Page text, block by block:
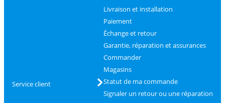
Service client
Livraison et installation
Paiement
Échange et retour
Garantie, réparation et assurances
Commander
Magasins
Statut de ma commande
Signaler un retour ou une réparation